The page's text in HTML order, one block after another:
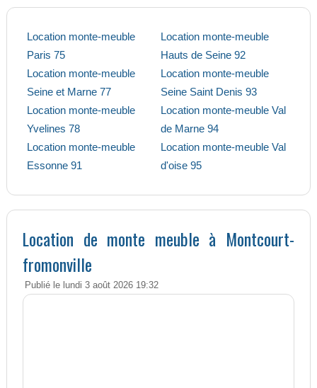
Location monte-meuble
Paris 75
Location monte-meuble
Seine et Marne 77
Location monte-meuble
Yvelines 78
Location monte-meuble
Essonne 91
Location monte-meuble
Hauts de Seine 92
Location monte-meuble
Seine Saint Denis 93
Location monte-meuble Val
de Marne 94
Location monte-meuble Val
d'oise 95
Location de monte meuble à Montcourt-
fromonville
Publié le lundi 3 août 2026 19:32